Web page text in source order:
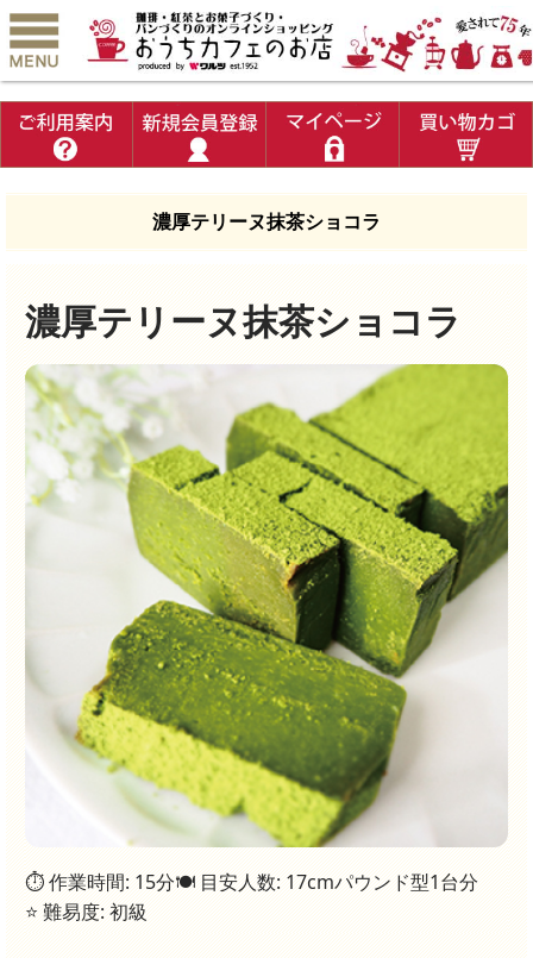
濃厚テリーヌ抹茶ショコラ
濃厚テリーヌ抹茶ショコラ
⏱ 作業時間: 15分🍽 目安人数: 17cmパウンド型1台分
⭐ 難易度: 初級